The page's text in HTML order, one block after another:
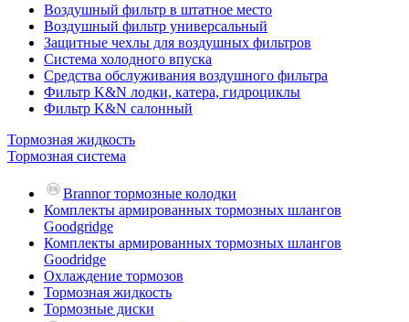
Воздушный фильтр в штатное место
Воздушный фильтр универсальный
Защитные чехлы для воздушных фильтров
Система холодного впуска
Средства обслуживания воздушного фильтра
Фильтр K&N лодки, катера, гидроциклы
Фильтр K&N салонный
Тормозная жидкость
Тормозная система
Brannor тормозные колодки
Комплекты армированных тормозных шлангов
Goodgridge
Комплекты армированных тормозных шлангов
Goodridge
Охлаждение тормозов
Тормозная жидкость
Тормозные диски